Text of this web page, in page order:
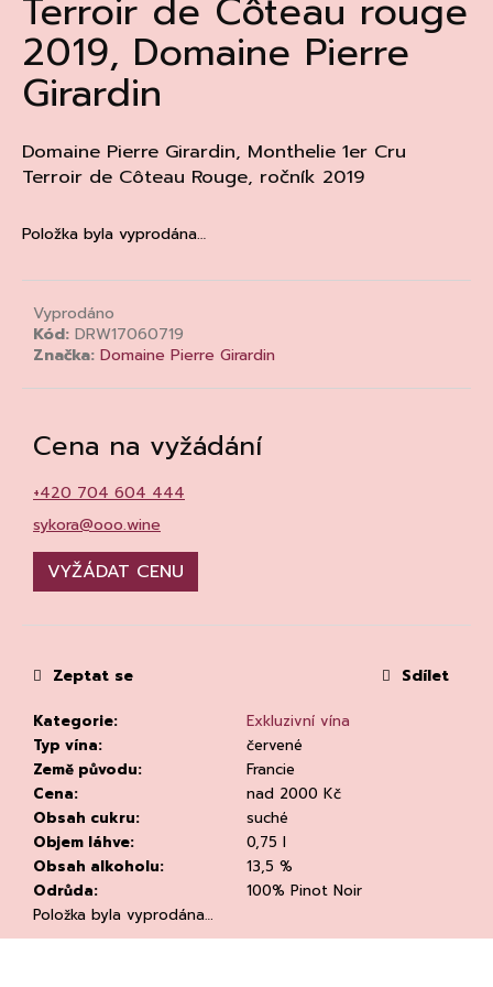
Terroir de Côteau rouge
2019, Domaine Pierre
Girardin
Domaine Pierre Girardin, Monthelie 1er Cru
Terroir de Côteau Rouge, ročník 2019
Položka byla vyprodána…
Vyprodáno
Kód: DRW17060719
Značka: Domaine Pierre Girardin
Cena na vyžádání
+420 704 604 444
sykora@ooo.wine
VYŽÁDAT CENU
Kategorie:
Exkluzivní vína
Typ vína:
červené
Země původu:
Francie
Cena:
nad 2000 Kč
Obsah cukru:
suché
Objem láhve:
0,75 l
Obsah alkoholu:
13,5 %
Odrůda:
100% Pinot Noir
Položka byla vyprodána…
Zeptat se Sdílet
a
j
í
t
?
D
č
u
m
e
CHLADÍCÍ
TAŠKA
NA
VÍNO
PRO
BUSINNES
CLEAR
94